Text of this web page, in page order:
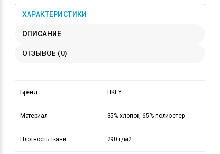
ХАРАКТЕРИСТИКИ
ОПИСАНИЕ
ОТЗЫВОВ (0)
Бренд LIKEY
Материал 35% хлопок, 65% полиэстер
Плотность ткани 290 г/м2